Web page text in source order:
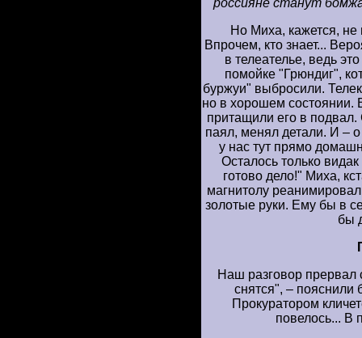
россияне станут
Но Миха, кажется, не
Впрочем, кто знает...
в телеателье, ведь
помойке "Грюндиг",
буржуи" выбросили.
но в хорошем состоянии.
притащили его в
паял, менял детали. И –
у нас тут прямо
Осталось только
готово дело!" Миха,
магнитолу
золотые руки. Ему бы в
бы
Наш разговор прервал
снятся", –
Прокуратором
повелось... В